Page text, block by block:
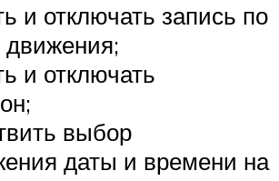
и отключать запись по
движения;
и отключать
выбор
даты и времени на